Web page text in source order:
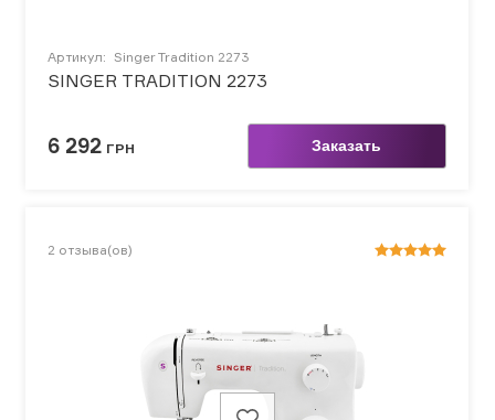
Артикул: Singer Tradition 2273
SINGER TRADITION 2273
6 292 ГРН Заказать
2 отзыва(ов)